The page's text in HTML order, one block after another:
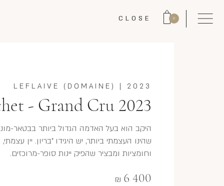
0
CLOSE
2023
|
LEFLAIVE (DOMAINE)
- Grand Cru 2023
היקב הוא בעל האדמה הגדול ביותר בבטאר-
שהינו העצמתי ביותר, יש היגידו "בריון. יין
וחומציות ומבציר שהפיק יינות סופר-מרוכזים.
6 400
₪